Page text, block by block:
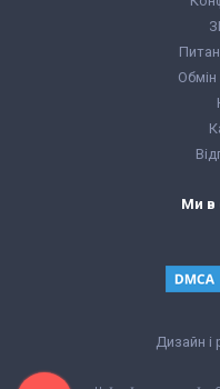
Ми в
Дизайн і